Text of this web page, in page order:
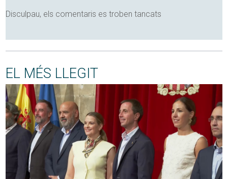
Disculpau, els comentaris es troben tancats
EL MÉS LLEGIT